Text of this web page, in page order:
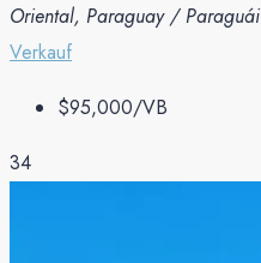
Oriental, Paraguay / Paraguái
Verkauf
$95,000/VB
34